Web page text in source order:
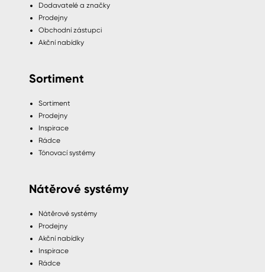
Dodavatelé a značky
Prodejny
Obchodní zástupci
Akční nabídky
Sortiment
Sortiment
Prodejny
Inspirace
Rádce
Tónovací systémy
Nátěrové systémy
Nátěrové systémy
Prodejny
Akční nabídky
Inspirace
Rádce